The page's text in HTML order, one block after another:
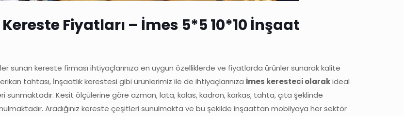
Fiyatları – İmes 5*5 10*10 İnşaat
sunan kereste firması ihtiyaçlarınıza en uygun özelliklerde ve fiyatlarda ürünler sunarak kalite
tahtası, İnşaatlık kerestesi gibi ürünlerimiz ile de ihtiyaçlarınıza İmes keresteci olarakideal
sunmaktadır. Kesit ölçülerine göre azman, lata, kalas, kadron, karkas, tahta, çıta şeklinde
Aradığınız kereste çeşitleri sunulmakta ve bu şekilde inşaattan mobilyaya her sektör